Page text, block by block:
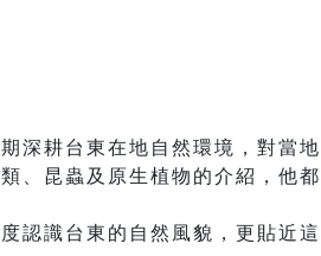
深耕台東在地自然環境，對當
、昆蟲及原生植物的介紹，他
認識台東的自然風貌，更貼近